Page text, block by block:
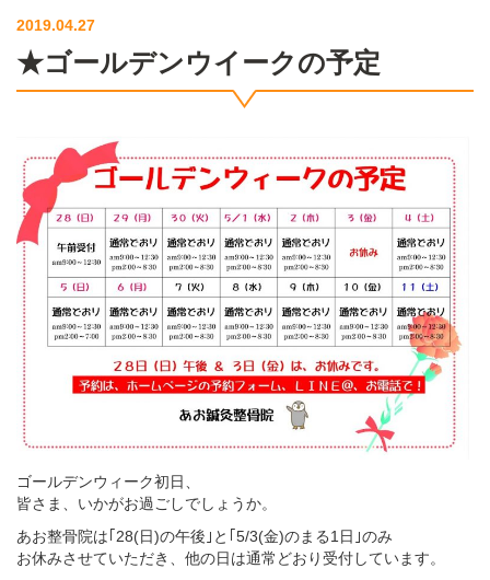
2019.04.27
★ゴールデンウイークの予定
ゴールデンウィーク初日、
皆さま、いかがお過ごしでしょうか。
あお整骨院は｢28(日)の午後｣と｢5/3(金)のまる1日｣のみ
お休みさせていただき、他の日は通常どおり受付しています。